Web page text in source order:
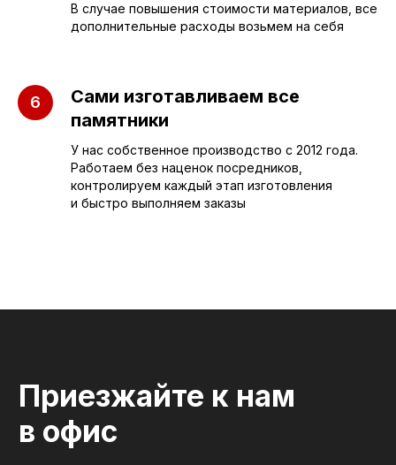
В случае повышения стоимости материалов, все
дополнительные расходы возьмем на себя
Сами изготавливаем все
памятники
У нас собственное производство с 2012 года.
Работаем без наценок посредников,
контролируем каждый этап изготовления
и быстро выполняем заказы
© 2012-2024 гранитная мастерская
"Слеза в камне"
СЛЕЗА В
КАМНЕ
Политика конфиденциальности
установка